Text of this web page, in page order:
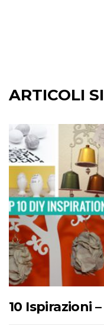
ARTICOLI
10 Ispirazioni